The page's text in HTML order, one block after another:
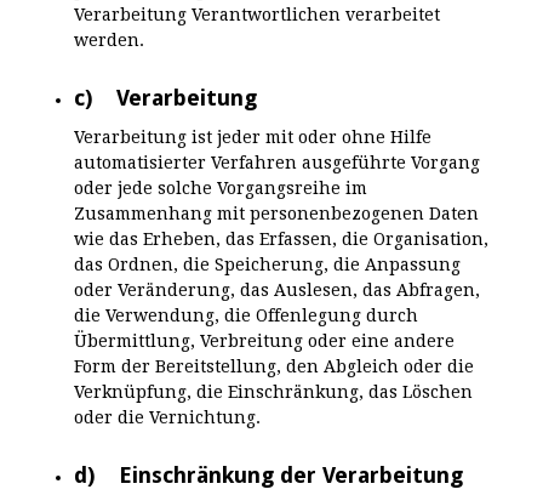
Verarbeitung Verantwortlichen verarbeitet
werden.
c) Verarbeitung
Verarbeitung ist jeder mit oder ohne Hilfe
automatisierter Verfahren ausgeführte Vorgang
oder jede solche Vorgangsreihe im
Zusammenhang mit personenbezogenen Daten
wie das Erheben, das Erfassen, die Organisation,
das Ordnen, die Speicherung, die Anpassung
oder Veränderung, das Auslesen, das Abfragen,
die Verwendung, die Offenlegung durch
Übermittlung, Verbreitung oder eine andere
Form der Bereitstellung, den Abgleich oder die
Verknüpfung, die Einschränkung, das Löschen
oder die Vernichtung.
d) Einschränkung der Verarbeitung